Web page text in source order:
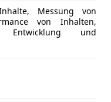
Messung von
von Inhalten,
Entwicklung und